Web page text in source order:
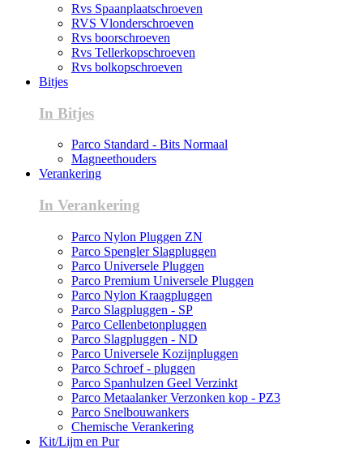
Rvs Spaanplaatschroeven
RVS Vlonderschroeven
Rvs boorschroeven
Rvs Tellerkopschroeven
Rvs bolkopschroeven
Bitjes
In Bitjes
Parco Standard - Bits Normaal
Magneethouders
Verankering
In Verankering
Parco Nylon Pluggen ZN
Parco Spengler Slagpluggen
Parco Universele Pluggen
Parco Premium Universele Pluggen
Parco Nylon Kraagpluggen
Parco Slagpluggen - SP
Parco Cellenbetonpluggen
Parco Slagpluggen - ND
Parco Universele Kozijnpluggen
Parco Schroef - pluggen
Parco Spanhulzen Geel Verzinkt
Parco Metaalanker Verzonken kop - PZ3
Parco Snelbouwankers
Chemische Verankering
Kit/Lijm en Pur